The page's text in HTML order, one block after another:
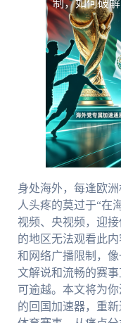
制，如何破
身处海外，每逢欧
人头疼的莫过于“在
视频、央视频，迎
的地区无法观看此
和网络广播限制，
文解说和流畅的赛
可逾越。本文将为
的回国加速器，重